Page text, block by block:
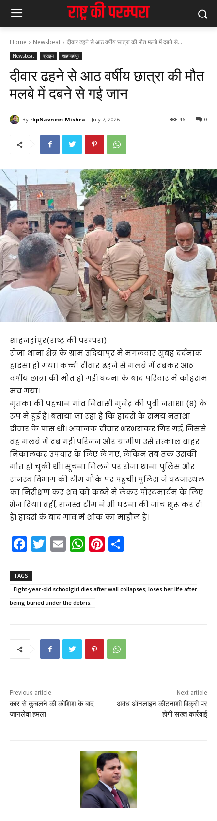
Home Newsbeat दीवार ढहने से आठ वर्षीय छात्रा की मौत मलबे में दबने से...
Newsbeat क्राइम शाहजहांपुर
दीवार ढहने से आठ वर्षीय छात्रा की मौत
मलबे में दबने से गई जान
By rkpNavneet Mishra July 7, 2026 0
46
शाहजहांपुर(राष्ट्र की परम्परा)
रोजा थाना क्षेत्र के ग्राम उदियापुर में मंगलवार सुबह दर्दनाक
हादसा हो गया। कच्ची दीवार ढहने से मलबे में दबकर आठ
वर्षीय छात्रा की मौत हो गई। घटना के बाद परिवार में कोहराम
मच गया।
मृतका की पहचान गांव निवासी मुनेंद्र की पुत्री नताशा (8) के
रूप में हुई है। बताया जा रहा है कि हादसे के समय नताशा
दीवार के पास थी। अचानक दीवार भरभराकर गिर गई, जिससे
वह मलबे में दब गई। परिजन और ग्रामीण उसे तत्काल बाहर
निकालकर उपचार के लिए ले गए, लेकिन तब तक उसकी
मौत हो चुकी थी। सूचना मिलने पर रोजा थाना पुलिस और
राजस्व विभाग की टीम मौके पर पहुंची। पुलिस ने घटनास्थल
का निरीक्षण कर शव को कब्जे में लेकर पोस्टमार्टम के लिए
भेज दिया। वहीं, राजस्व टीम ने भी घटना की जांच शुरू कर दी
है। हादसे के बाद गांव में शोक का माहौल है।
F
c
e
b
T
er
E
l
W
ts
A
p
Pi
e e
TAGS
Eight-year-old schoolgirl dies after wall collapses; loses her life after
being buried under the debris.
Previous article
कार से कुचलने की कोशिश के बाद
जानलेवा हमला
Next article
अवैध ऑनलाइन कीटनाशी बिक्री पर
होगी सख्त कार्रवाई